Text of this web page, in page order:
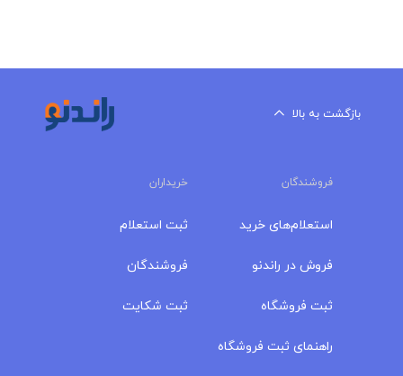
بازگشت به بالا
فروشندگان خریداران
استعلام‌های خرید
فروش در راندنو
ثبت فروشگاه
راهنمای ثبت فروشگاه
ثبت استعلام
فروشندگان
ثبت شکایت